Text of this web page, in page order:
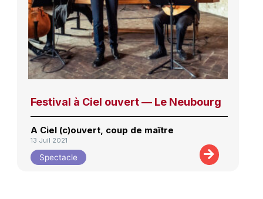
Festival à Ciel ouvert — Le Neubourg
A Ciel (c)ouvert, coup de maître
13 Juil 2021
Spectacle